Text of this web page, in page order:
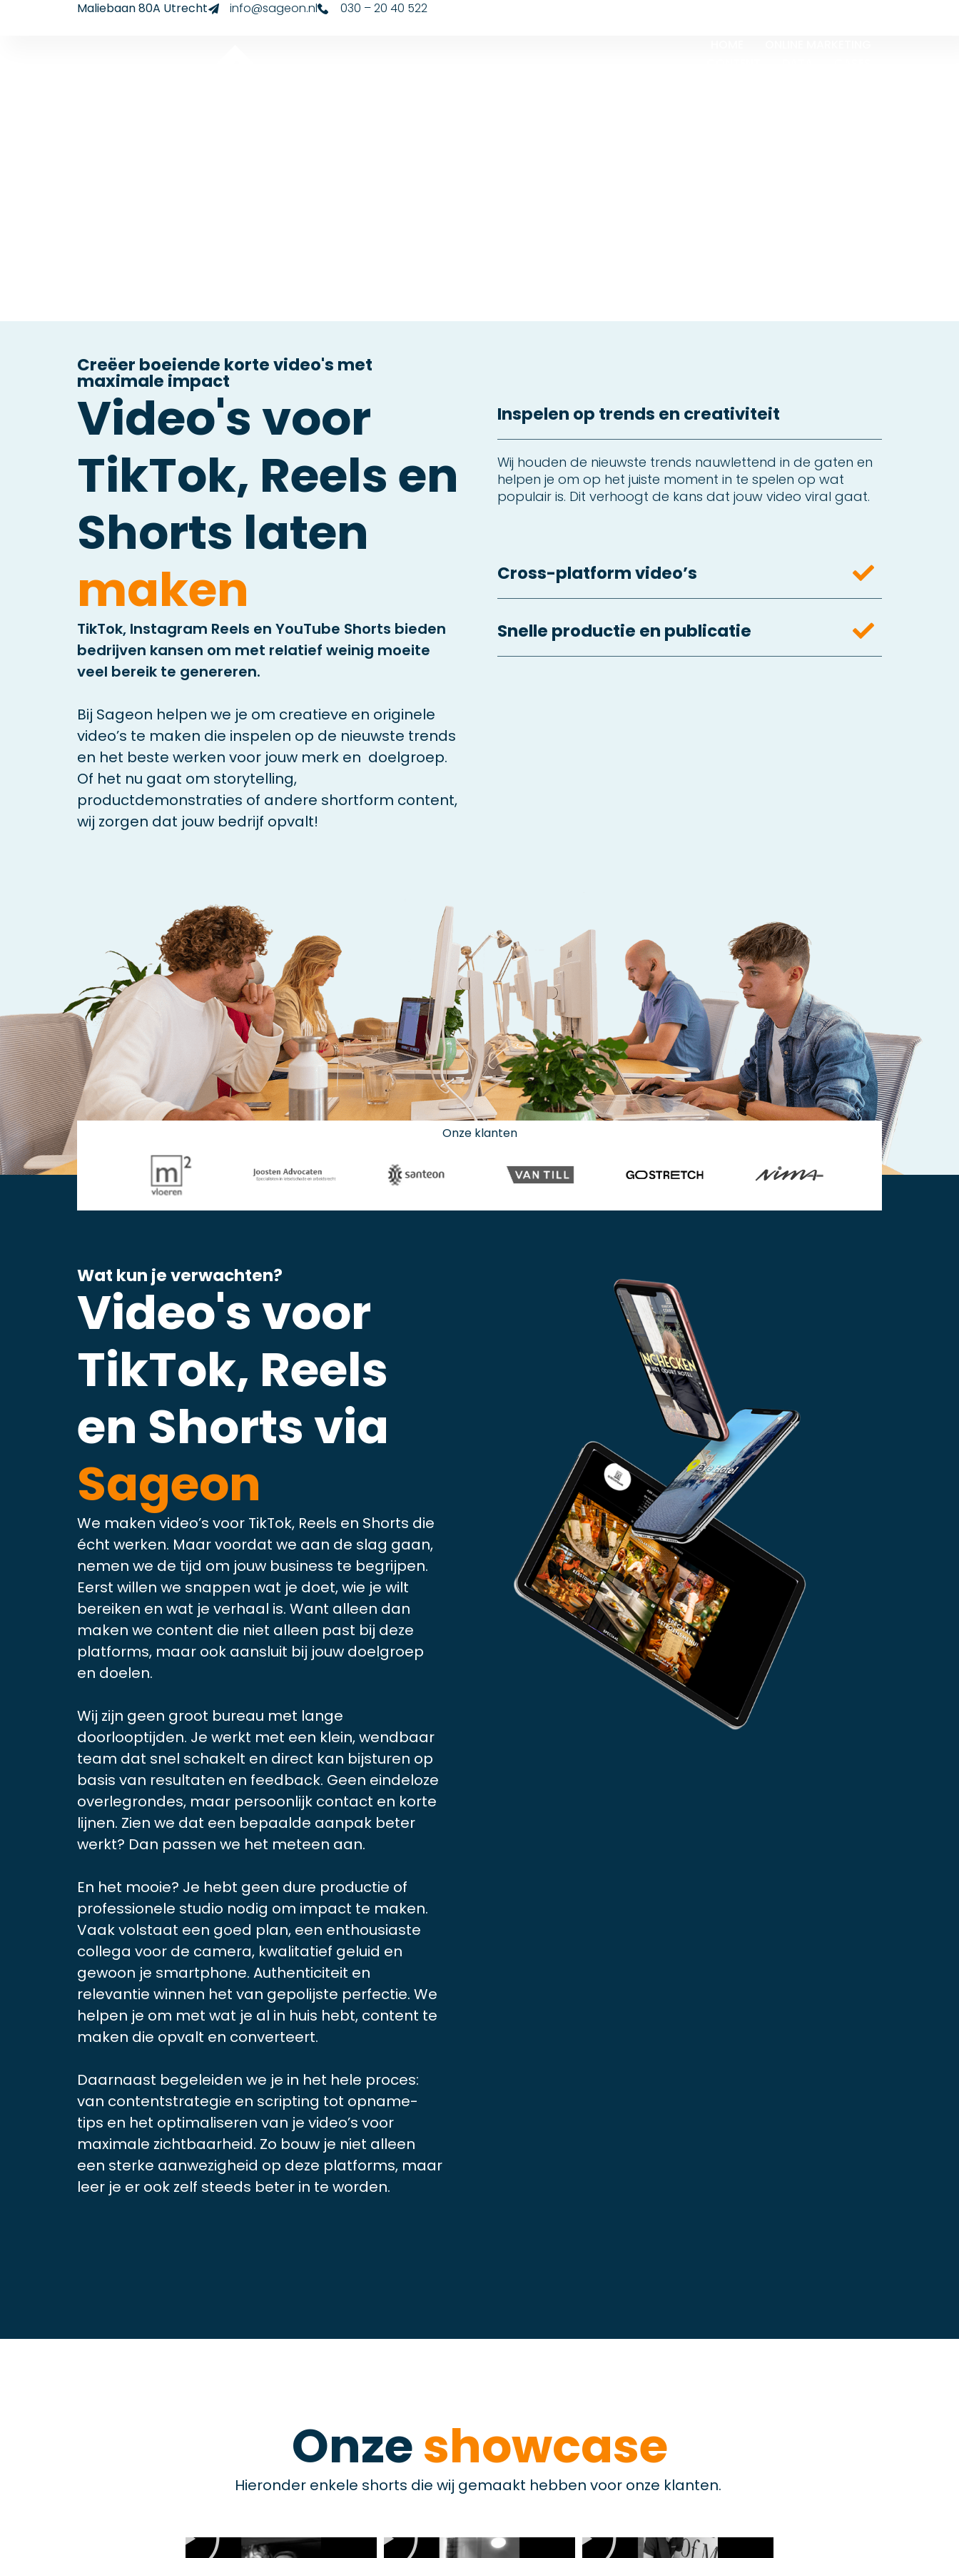
Maliebaan 80A Utrecht info@sageon.nl 030 – 20 40 522
Creëer boeiende korte video's met
maximale impact
Video's voor
TikTok, Reels en
Shorts laten
maken
TikTok, Instagram Reels en YouTube Shorts bieden
bedrijven kansen om met relatief weinig moeite
veel bereik te genereren.
Bij Sageon helpen we je om creatieve en originele
video’s te maken die inspelen op de nieuwste trends
en het beste werken voor jouw merk en doelgroep.
Of het nu gaat om storytelling,
productdemonstraties of andere shortform content,
wij zorgen dat jouw bedrijf opvalt!
Inspelen op trends en creativiteit
Wij houden de nieuwste trends nauwlettend in de gaten en
helpen je om op het juiste moment in te spelen op wat
populair is. Dit verhoogt de kans dat jouw video viral gaat​.
Cross-platform video’s
Snelle productie en publicatie
Onze klanten
Wat kun je verwachten?
Video's voor
TikTok, Reels
en Shorts via
Sageon
We maken video’s voor TikTok, Reels en Shorts die
écht werken. Maar voordat we aan de slag gaan,
nemen we de tijd om jouw business te begrijpen.
Eerst willen we snappen wat je doet, wie je wilt
bereiken en wat je verhaal is. Want alleen dan
maken we content die niet alleen past bij deze
platforms, maar ook aansluit bij jouw doelgroep
en doelen.
Wij zijn geen groot bureau met lange
doorlooptijden. Je werkt met een klein, wendbaar
team dat snel schakelt en direct kan bijsturen op
basis van resultaten en feedback. Geen eindeloze
overlegrondes, maar persoonlijk contact en korte
lijnen. Zien we dat een bepaalde aanpak beter
werkt? Dan passen we het meteen aan.
En het mooie? Je hebt geen dure productie of
professionele studio nodig om impact te maken.
Vaak volstaat een goed plan, een enthousiaste
collega voor de camera, kwalitatief geluid en
gewoon je smartphone. Authenticiteit en
relevantie winnen het van gepolijste perfectie. We
helpen je om met wat je al in huis hebt, content te
maken die opvalt en converteert.
Daarnaast begeleiden we je in het hele proces:
van contentstrategie en scripting tot opname-
tips en het optimaliseren van je video’s voor
maximale zichtbaarheid. Zo bouw je niet alleen
een sterke aanwezigheid op deze platforms, maar
leer je er ook zelf steeds beter in te worden.
Onzeshowcase
Hieronder enkele shorts die wij gemaakt hebben voor onze klanten.